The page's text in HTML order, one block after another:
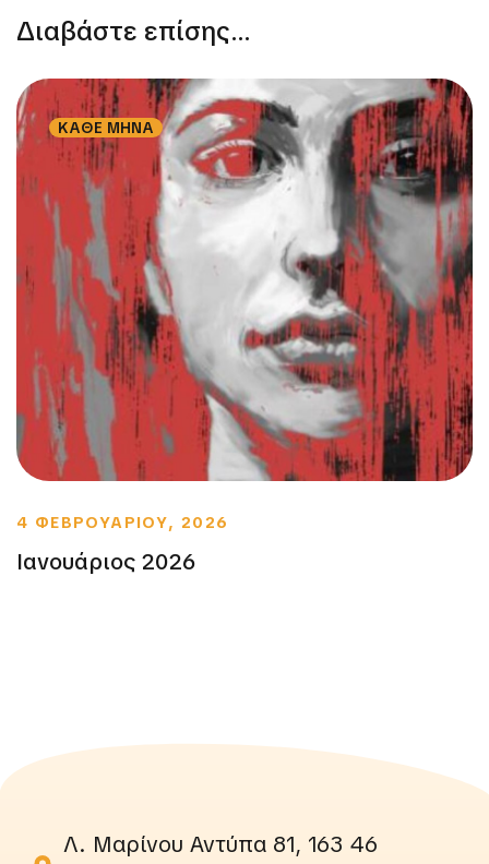
Διαβάστε επίσης...
ΚΑΘΕ ΜΗΝΑ
4 ΦΕΒΡΟΥΑΡΙΟΥ, 2026
Ιανουάριος 2026
Λ. Μαρίνου Αντύπα 81, 163 46